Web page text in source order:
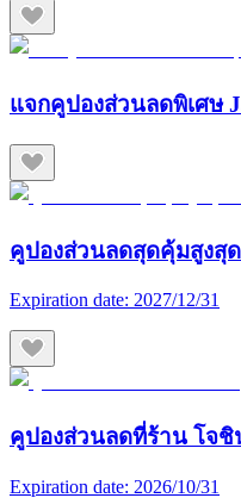
แจกคูปองส่วนลดพิเศษ
คูปองส่วนลดสุดคุ้มสูงสุ
Expiration date: 2027/12/31
คูปองส่วนลดที่ร้าน โจ
Expiration date: 2026/10/31